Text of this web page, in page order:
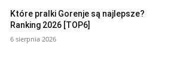
Które pralki Gorenje są najlepsze?
Ranking 2026 [TOP6]
6 sierpnia 2026